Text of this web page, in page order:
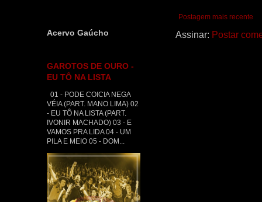
Postagem mais recente
Assinar: Postar
Acervo Gaúcho
GAROTOS DE OURO -
EU TÔ NA LISTA
01 - PODE COICIA NEGA
VÉIA (PART. MANO LIMA) 02
- EU TÔ NA LISTA (PART.
IVONIR MACHADO) 03 - E
VAMOS PRA LIDA 04 - UM
PILA E MEIO 05 - DOM...